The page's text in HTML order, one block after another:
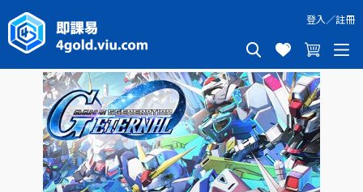
登入／註冊
SD鋼彈新世代永恆專屬卡HK$8